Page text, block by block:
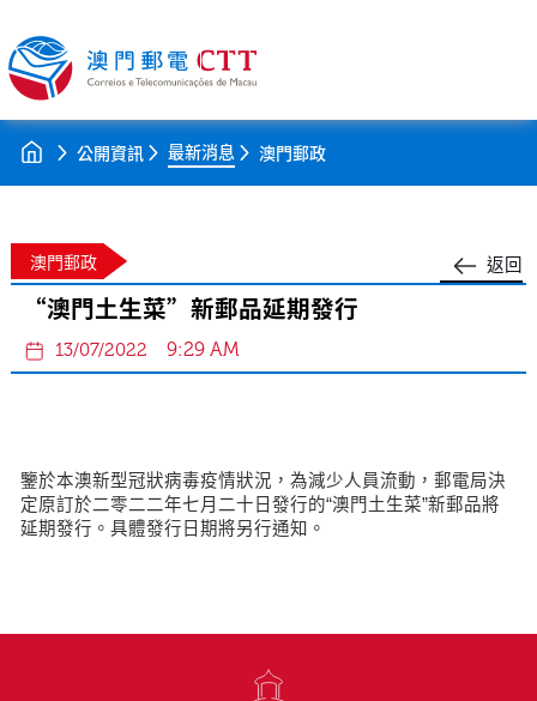
公開資訊 最新消息 澳門郵政
返回
澳門郵政
“澳門土生菜”新郵品延期發行
13/07/2022 9:29 AM
鑒於本澳新型冠狀病毒疫情狀況，為減少人員流動，郵電局決
定原訂於二零二二年七月二十日發行的“澳門土生菜”新郵品將
延期發行。具體發行日期將另行通知。